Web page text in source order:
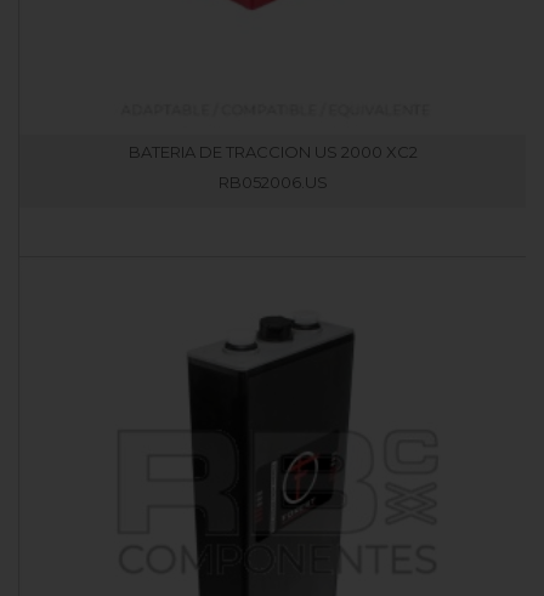
BATERIA DE TRACCION US 2000 XC2
RB052006.US